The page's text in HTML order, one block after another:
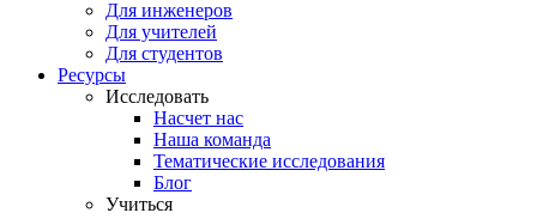
Для инженеров
Для учителей
Для студентов
Ресурсы
Исследовать
Насчет нас
Наша команда
Тематические исследования
Блог
Учиться